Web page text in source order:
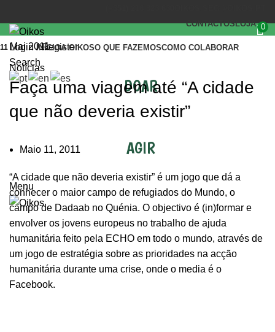
CONTACTOSLOJA 0
Login / Register
Search
INÍCIOA OIKOSO QUE FAZEMOSCOMO COLABORAR
DOAR
AGIR
Menu
Notícias
Faça uma viagem até “A cidade
que não deveria existir”
Maio 11, 2011
11 Mai 2011
“A cidade que não deveria existir” é um jogo que dá a
conhecer o maior campo de refugiados do Mundo, o
campo de Dadaab no Quénia. O objectivo é (in)formar e
envolver os jovens europeus no trabalho de ajuda
humanitária feito pela ECHO em todo o mundo, através de
um jogo de estratégia sobre as prioridades na acção
humanitária durante uma crise, onde o media é o
Facebook.